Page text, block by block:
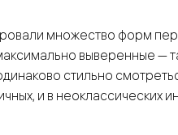
множество форм
выверенные —
стильно
и в неоклассических